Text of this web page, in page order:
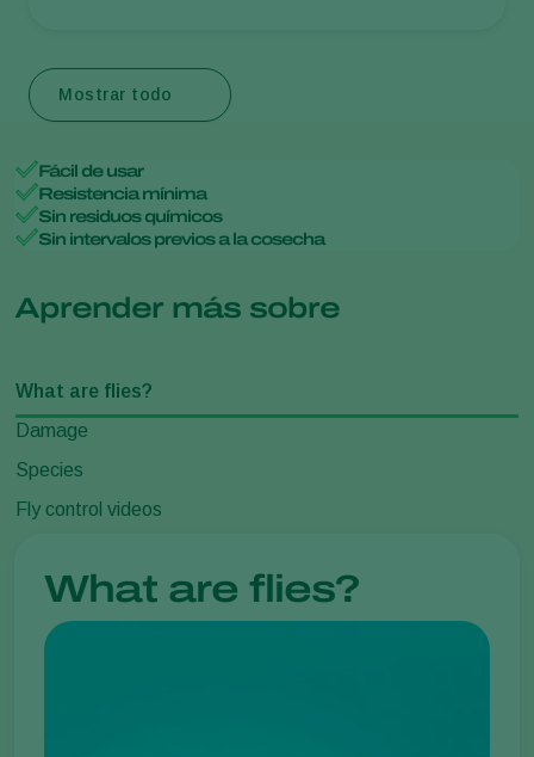
Mostrar todo
Fácil de usar
Resistencia mínima
Sin residuos químicos
Sin intervalos previos a la cosecha
Aprender más sobre
What are flies?
Damage
Species
Fly control videos
What are flies?